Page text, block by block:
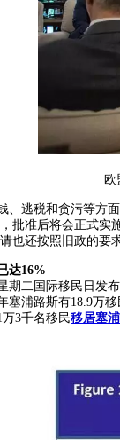
欧
、逃税和贪污等方
批准后将会正式实
也还按照旧政的要
达16%
期二国际移民日发
塞浦路斯有18.9万
3千名移民移居塞